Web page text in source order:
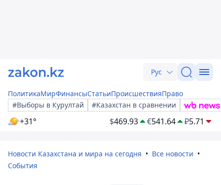
Рус
ПолитикаМирФинансыСтатьиПроисшествияПраво
#Выборы в Курултай
#Казахстан в сравнении
+31° $469.93 €541.64 ₽5.71
Новости Казахстана и мира на сегодня
Все новости
События